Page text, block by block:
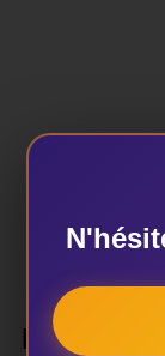
LAISSER